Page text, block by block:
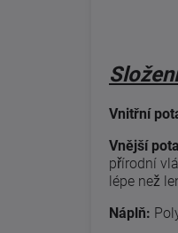
Vnitřní
Vnější
přírodní
lépe než
Náplň: